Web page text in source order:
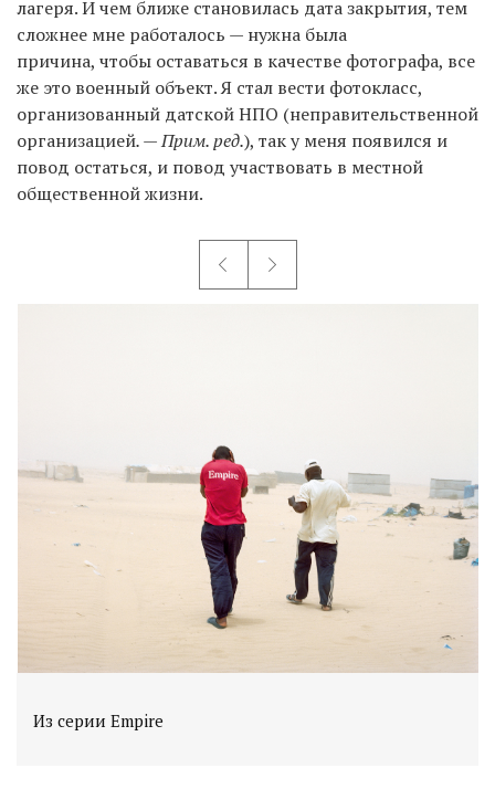
лагеря. И чем ближе становилась дата закрытия, тем
сложнее мне работалось — нужна была
причина, чтобы оставаться в качестве фотографа, все
же это военный объект. Я стал вести фотокласс,
организованный датской НПО (неправительственной
организацией. — Прим. ред.), так у меня появился и
повод остаться, и повод участвовать в местной
общественной жизни.
Из серии Empire